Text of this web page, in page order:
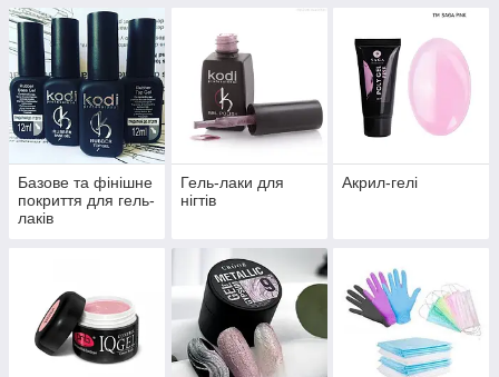
Базове та фінішне
покриття для гель-
лаків
Гель-лаки для
нігтів
Акрил-гелі